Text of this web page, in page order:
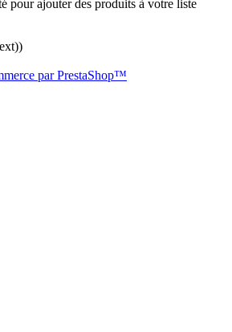
pour ajouter des produits à votre liste
par PrestaShop™